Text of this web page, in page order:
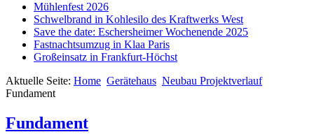
Mühlenfest 2026
Schwelbrand in Kohlesilo des Kraftwerks West
Save the date: Eschersheimer Wochenende 2025
Fastnachtsumzug in Klaa Paris
Großeinsatz in Frankfurt-Höchst
Aktuelle Seite: Home Gerätehaus Neubau Projektverlauf
Fundament
Fundament